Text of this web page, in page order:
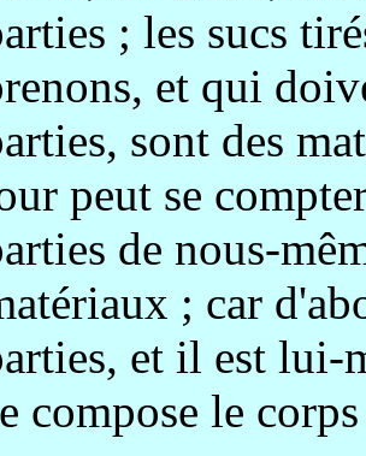
; les sucs
et qui
sont des
peut se
de nous-
; car
et il est lui-
compose le